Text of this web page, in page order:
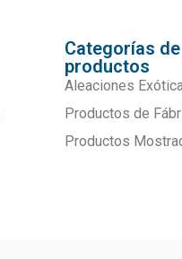
Categorías de
productos
Aleaciones
Productos de
Productos